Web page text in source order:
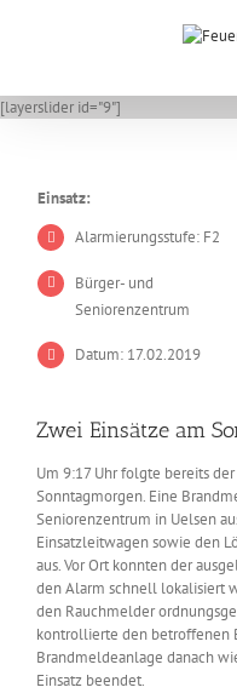
[layerslider id="9"]
Einsatz:
Alarmierungsstufe: F2
Bürger- und
Seniorenzentrum
Datum: 17.02.2019
Zwei Einsätze am
Um 9:17 Uhr folgte bereits
Sonntagmorgen. Eine
Seniorenzentrum in Uelsen
Einsatzleitwagen sowie den
aus. Vor Ort konnten der
den Alarm schnell lokalisiert
den Rauchmelder
kontrollierte den betroffenen
Brandmeldeanlage danach
Einsatz beendet.